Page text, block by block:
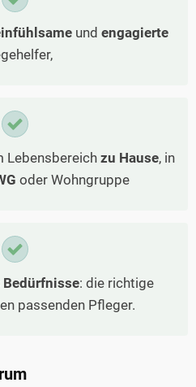
und engagierte
Lebensbereich zu Hause, in
oder Wohngruppe
: die richtige
passenden Pfleger.